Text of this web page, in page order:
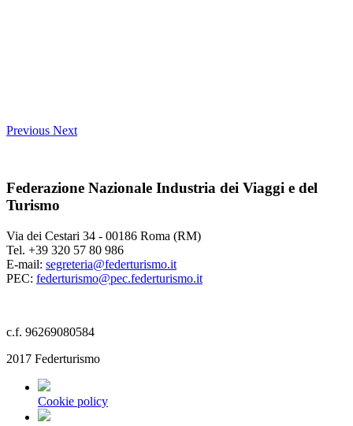
Previous Next
Federazione Nazionale Industria dei Viaggi e del
Turismo
Via dei Cestari 34 - 00186 Roma (RM)
Tel. +39 320 57 80 986
E-mail: segreteria@federturismo.it
PEC: federturismo@pec.federturismo.it
c.f. 96269080584
2017 Federturismo
Cookie policy